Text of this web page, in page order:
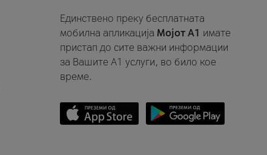
Единствено преку бесплатната
мобилна апликација Мојот A1 имате
пристап до сите важни информации
за Вашите A1 услуги, во било кое
време.